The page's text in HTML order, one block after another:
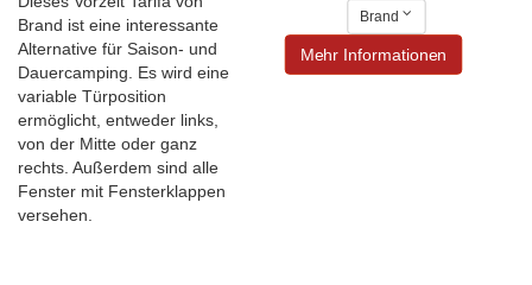
Brand ist eine interessante
Alternative für Saison- und
Dauercamping. Es wird eine
variable Türposition
ermöglicht, entweder links,
von der Mitte oder ganz
rechts. Außerdem sind alle
Fenster mit Fensterklappen
versehen.
Brand
Mehr Informationen